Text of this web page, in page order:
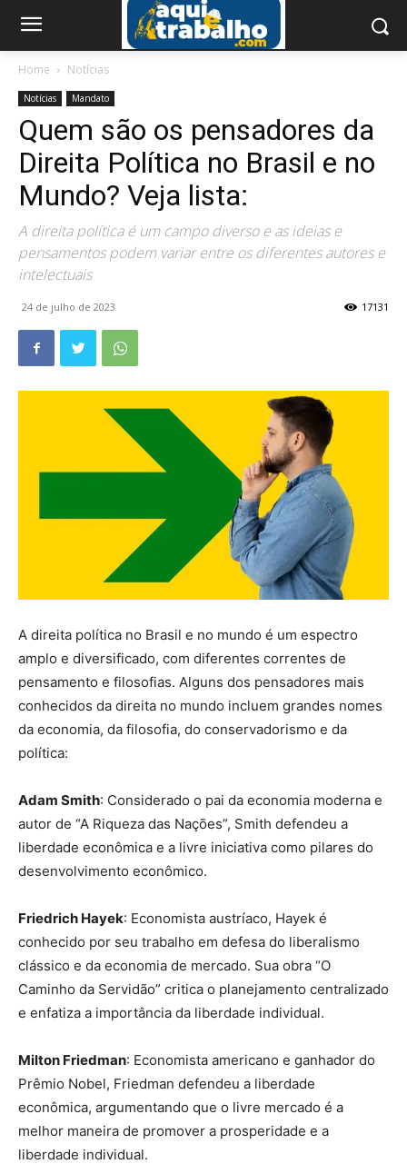
Home Notícias
Notícias Mandato
Quem são os pensadores da
Direita Política no Brasil e no
Mundo? Veja lista:
A direita política é um campo diverso e as ideias e
pensamentos podem variar entre os diferentes autores e
intelectuais
24 de julho de 2023 17131
A direita política no Brasil e no mundo é um espectro
amplo e diversificado, com diferentes correntes de
pensamento e filosofias. Alguns dos pensadores mais
conhecidos da direita no mundo incluem grandes nomes
da economia, da filosofia, do conservadorismo e da
política:
Adam Smith: Considerado o pai da economia moderna e
autor de “A Riqueza das Nações”, Smith defendeu a
liberdade econômica e a livre iniciativa como pilares do
desenvolvimento econômico.
Friedrich Hayek: Economista austríaco, Hayek é
conhecido por seu trabalho em defesa do liberalismo
clássico e da economia de mercado. Sua obra “O
Caminho da Servidão” critica o planejamento centralizado
e enfatiza a importância da liberdade individual.
Milton Friedman: Economista americano e ganhador do
Prêmio Nobel, Friedman defendeu a liberdade
econômica, argumentando que o livre mercado é a
melhor maneira de promover a prosperidade e a
liberdade individual.